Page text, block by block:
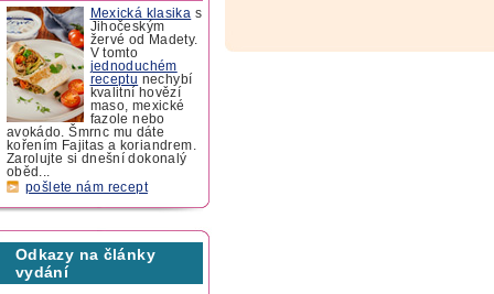
Mexická klasika s
Jihočeským
žervé od Madety.
V tomto
jednoduchém
receptu nechybí
kvalitní hovězí
maso, mexické
fazole nebo
avokádo. Šmrnc mu dáte
kořením Fajitas a koriandrem.
Zarolujte si dnešní dokonalý
oběd...
pošlete nám recept
Odkazy na články
vydání